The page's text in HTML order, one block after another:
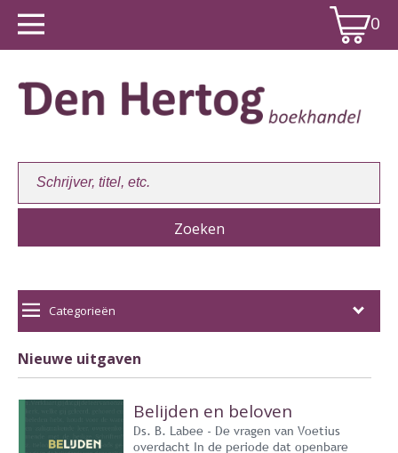
0
Winkelwagen:
Categorieën
Nieuwe uitgaven
Belijden en beloven
Ds. B. Labee - De vragen van Voetius
overdacht In de periode dat openbare